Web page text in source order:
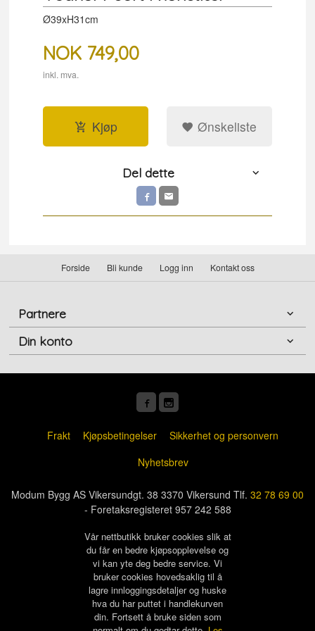
Ø39xH31cm
NOK 749,00
inkl. mva.
Kjøp Ønskeliste
Del dette
Forside Bli kunde Logg inn Kontakt oss
Partnere
Din konto
Frakt Kjøpsbetingelser
Sikkerhet og personvern
Nyhetsbrev
Modum Bygg AS Vikersundgt. 38 3370 Vikersund Tlf. 32 78 69 00
- Foretaksregisteret 957 242 588
Vår nettbutikk bruker cookies slik at
du får en bedre kjøpsopplevelse og
vi kan yte deg bedre service. Vi
bruker cookies hovedsaklig til å
lagre innloggingsdetaljer og huske
hva du har puttet i handlekurven
din. Fortsett å bruke siden som